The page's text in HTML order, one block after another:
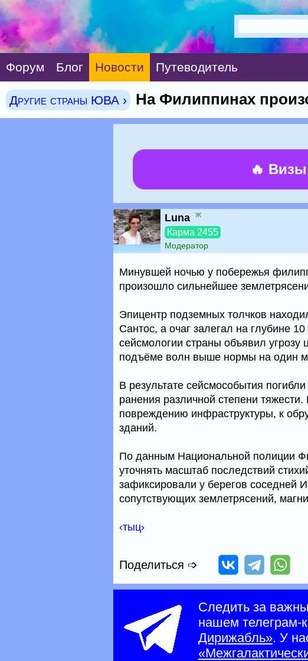
Форум Блог Новости Путеводитель
Другие страны ЮВА › На Филиппинах
🔥
Luna ж
Карма 2455
Модератор
Минувшей ночью у побережья
произошло сильнейшее
Эпицентр подземных толчков
Сантос, а очаг залегал на глубине
сейсмологии страны объявил
подъёме волн выше нормы на один
В результате сейсмособытия
ранения различной степени
повреждению инфраструктуры, к
зданий.
По данным Национальной полиции
уточнять масштаб последствий
зафиксировали у берегов соседней
сопутствующих землетрясений,
‹тыц›
Поделиться ➩
Следить за
нашем телеграм-
Дирижабль». У